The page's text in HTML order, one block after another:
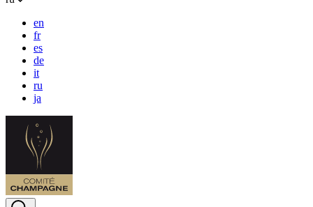
en
fr
es
de
it
ru
ja